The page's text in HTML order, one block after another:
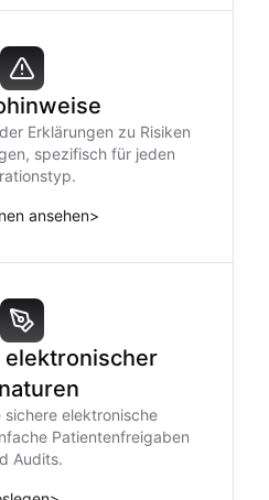
Erklärungen zu Risiken
spezifisch für jeden
ansehen>
elektronischer
sichere elektronische
Patientenfreigaben
Audits.